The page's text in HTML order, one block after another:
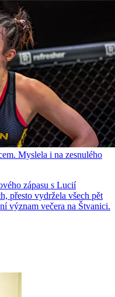
Myslela i na zesnulého
zápasu s Lucií
přesto vydržela všech pět
význam večera na Štvanici.